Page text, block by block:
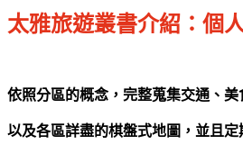
太雅旅遊叢書介紹：個
依照分區的概念，完整蒐集交通、美
以及各區詳盡的棋盤式地圖，並且定